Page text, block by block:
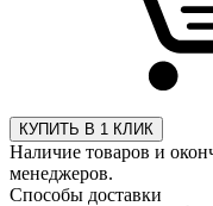
КУПИТЬ В 1 КЛИК
Наличие товаров и
менеджеров.
Способы доставки